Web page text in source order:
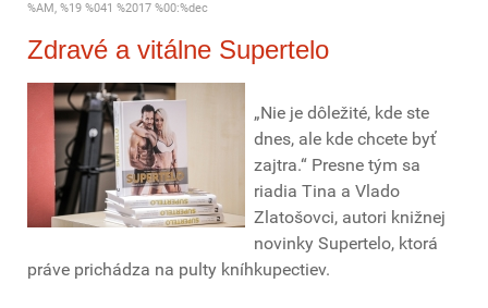
%AM, %19 %041 %2017 %00:%dec
Zdravé a vitálne Supertelo
„Nie je dôležité, kde ste
dnes, ale kde chcete byť
zajtra.“ Presne tým sa
riadia Tina a Vlado
Zlatošovci, autori knižnej
novinky Supertelo, ktorá
práve prichádza na pulty kníhkupectiev.